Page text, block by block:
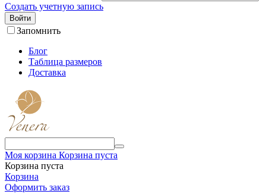
Создать учетную запись
Войти
Запомнить
Блог
Таблица размеров
Доставка
Моя корзина Корзина пуста
Корзина пуста
Корзина
Оформить заказ